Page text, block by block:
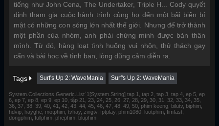
tiếng như John Cena, The Undertaker, Triple H... Cody quyết
định tham gia cuộc hành trình cùng họ đến một bãi biển bí
mật có những con sóng lớn nhất thế giới. Nhưng để trở thành
một phần của nhóm, anh phải chứng minh được bản thân
mình. Từ đó, hàng loạt tình huống vui nhộn, thử thách gay
cấn và bài học về tình bạn, lòng dũng cảm diễn ra.
Tags Surf's Up 2: WaveMania Surf's Up 2: WaveMania
System.Collections.Generic.List`1[System.String] tap 1, tap 2, tap 3, tap 4, ep 5, ep
6, ep 7, ep 8, ep 9, ep 10, tập 21, 23, 24, 25, 26, 27, 28, 29, 30, 31, 32, 33, 34, 35,
36, 37, 38, 39, 40, 41, 42, 43, 44, 45, 46, 47, 48, 49, 50, phim keeng, bilutv, biphim,
hdvip, hayghe, motphim, tvhay, zingtv, fptplay, phim1080, luotphim, fimfast,
dongphim, fullphim, phephim, bluphim